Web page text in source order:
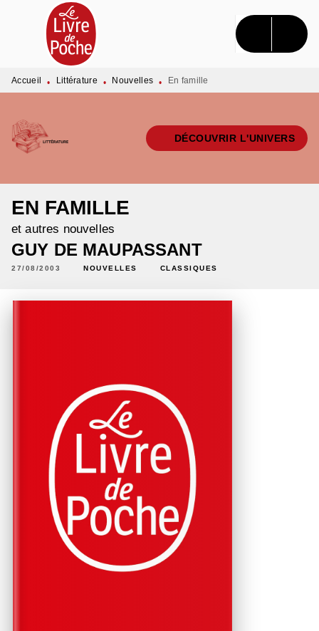
MENU RECHERCHE CONTENU
PIED DE PAGE
Accueil • Littérature • Nouvelles • En famille
DÉCOUVRIR L'UNIVERS
EN FAMILLE
et autres nouvelles
GUY DE MAUPASSANT
27/08/2003 NOUVELLES CLASSIQUES